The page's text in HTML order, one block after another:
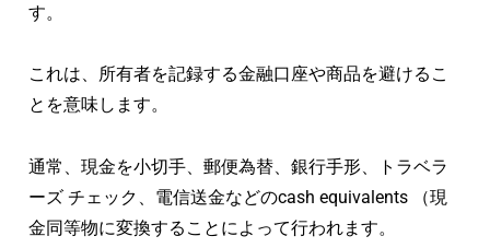
す。
これは、所有者を記録する金融口座や商品を避けるこ
とを意味します。
通常、現金を小切手、郵便為替、銀行手形、トラベラ
ーズ チェック、電信送金などのcash equivalents （現
金同等物に変換することによって行われます。